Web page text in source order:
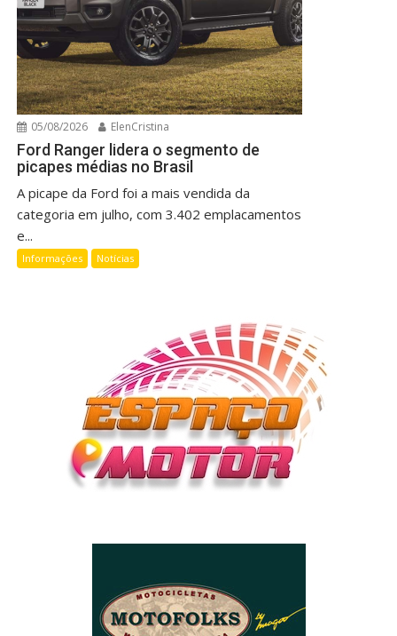
05/08/2026 ElenCristina
Ford Ranger lidera o segmento de
picapes médias no Brasil
A picape da Ford foi a mais vendida da
categoria em julho, com 3.402 emplacamentos
e...
Informações Notícias